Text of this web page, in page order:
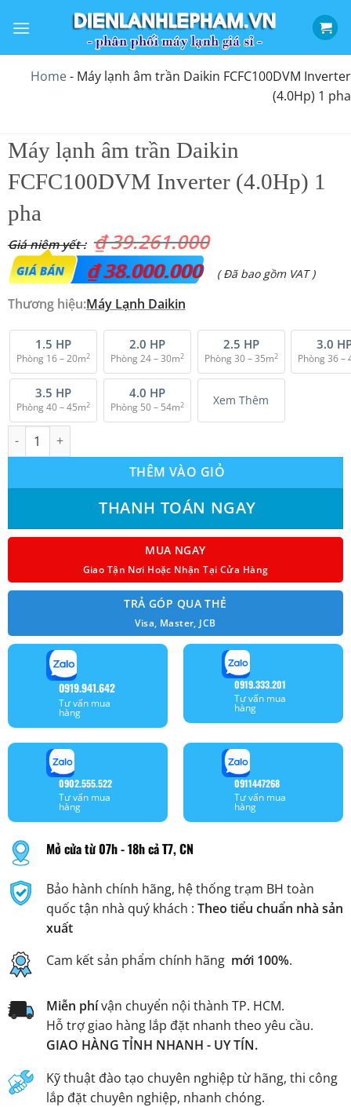
qua
Home- Máy lạnh âm trần Daikin FCFC100DVM Inverter
(4.0Hp) 1 pha
Máy lạnh âm trần Daikin
FCFC100DVM Inverter (4.0Hp) 1
pha
₫39.261.000
Giá
gốc
₫ 39.261.000.
₫38.000.000
Giá
là:
₫ 38.000.000.
( Đã bao gồm VAT )
Thương hiệu:Máy Lạnh Daikin
1.5 HP
Phòng 16 – 20m2
2.0 HP
Phòng 24 – 30m2
2.5 HP
Phòng 30 – 35m2
3.0
Phòng 36 –
3.5 HP
Phòng 40 – 45m2
4.0 HP
Phòng 50 – 54m2 Xem Thêm
Máy lạnh âm trần Daikin FCFC100DVM Inverter (4.0Hp) 1 pha
THÊM VÀO GIỎ
THANH TOÁN NGAY
MUA NGAY
Giao Tận Nơi Hoặc Nhận Tại Cửa Hàng
TRẢ GÓP QUA THẺ
Visa, Master, JCB
0919.941.642
Tư vấn mua
hàng
0919.333.201
Tư vấn mua
hàng
0902.555.522
Tư vấn mua
hàng
0911447268
Tư vấn mua
hàng
Mở cửa từ 07h - 18h cả T7, CN
Bảo hành chính hãng, hệ thống trạm BH toàn
quốc tận nhà quý khách : Theo tiểu chuẩn nhà sản
xuất
Cam kết sản phẩm chính hãng mới 100%.
Miễn phívận chuyển nội thành TP. HCM.
Hỗ trợ giao hàng lắp đặt nhanh theo yêu cầu.
GIAO HÀNG TỈNH NHANH - UY TÍN.
Kỹ thuật đào tạo chuyên nghiệp từ hãng, thi công
lắp đặt chuyên nghiệp, nhanh chóng.